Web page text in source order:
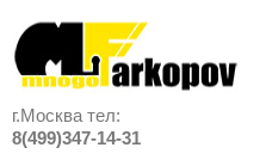
г.Москва тел:
8(499)347-14-31